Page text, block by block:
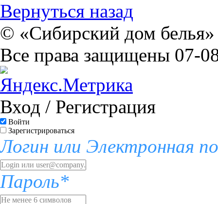
Вернуться назад
© «Сибирский дом белья»
Все права защищены 07-
Вход / Регистрация
Войти
Зарегистрироваться
Логин или Электронная
Пароль*